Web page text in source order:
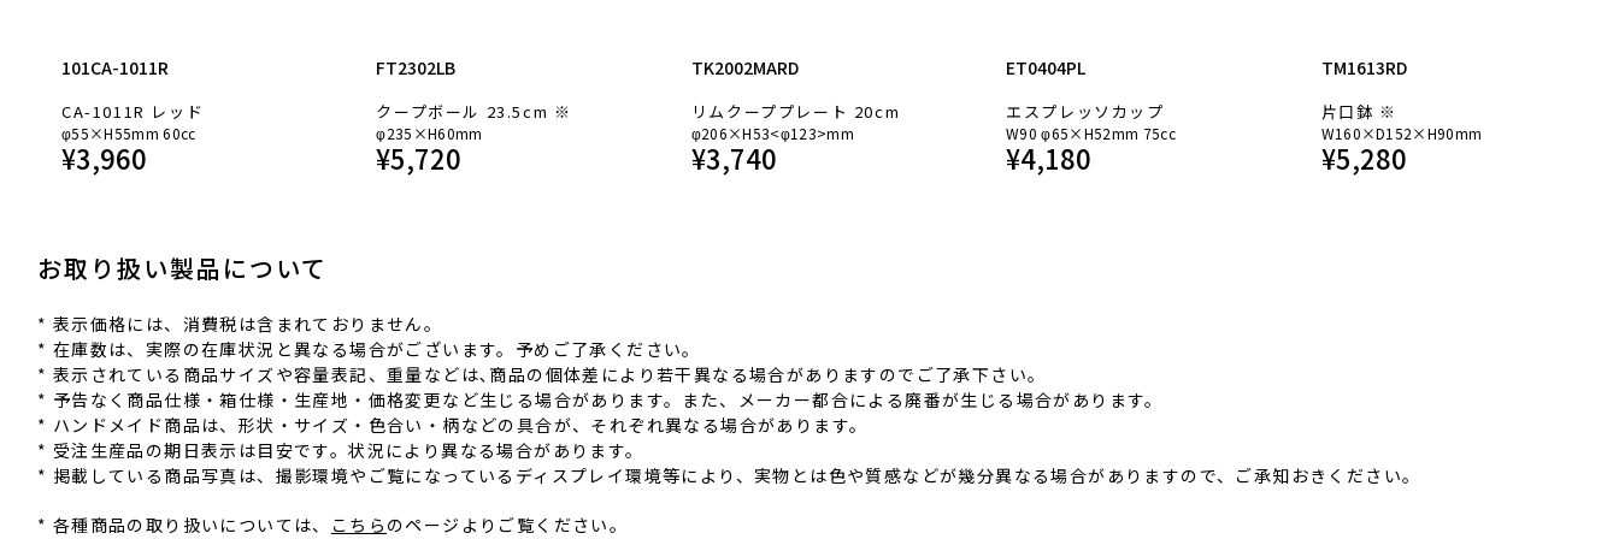
101CA-1011R
CA-1011R レッド
φ55×H55mm 60cc
¥3,960
FT2302LB
クープボール 23.5cm ※
φ235×H60mm
¥5,720
TK2002MARD
リムクーププレート 20cm
φ206×H53<φ123>mm
¥3,740
ET0404PL
エスプレッソカップ
W90 φ65×H52mm 75cc
¥4,180
TM1613RD
片口鉢 ※
W160×D152×H90mm
¥5,280
お取り扱い製品について
* 表⽰価格には、消費税は含まれておりません。
* 在庫数は、実際の在庫状況と異なる場合がございます。予めご了承ください。
* 表⽰されている商品サイズや容量表記、重量などは､商品の個体差により若⼲異なる場合がありますのでご了承下さい。
* 予告なく商品仕様‧箱仕様‧⽣産地‧価格変更など⽣じる場合があります。また、メーカー都合による廃番が⽣じる場合があります。
* ハンドメイド商品は、形状‧サイズ‧⾊合い‧柄などの具合が、それぞれ異なる場合があります。
* 受注⽣産品の期⽇表⽰は⽬安です。状況により異なる場合があります。
* 掲載している商品写真は、撮影環境やご覧になっているディスプレイ環境等により、実物とは⾊や質感などが幾分異なる場合がありますので、ご承知おきください。
* 各種商品の取り扱いについては、 こちら のページよりご覧ください。